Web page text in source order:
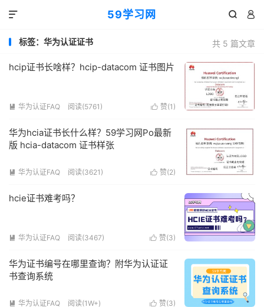
59学习网  

共 5 篇文章
标签：华为认证证书
hcip证书长啥样？hcip-datacom 证书图片
 赞(1 )
 华为认证FAQ 阅读(5761)
华为hcia证书长什么样？59学习网Po最新
版 hcia-datacom 证书样张
 赞(2)
 华为认证FAQ 阅读(3621)
hcie证书难考吗？
 赞(3)
 华为认证FAQ 阅读(3467)
华为证书编号在哪里查询？附华为认证证
书查询系统
 赞(3)
 华为认证FAQ 阅读(1W+)